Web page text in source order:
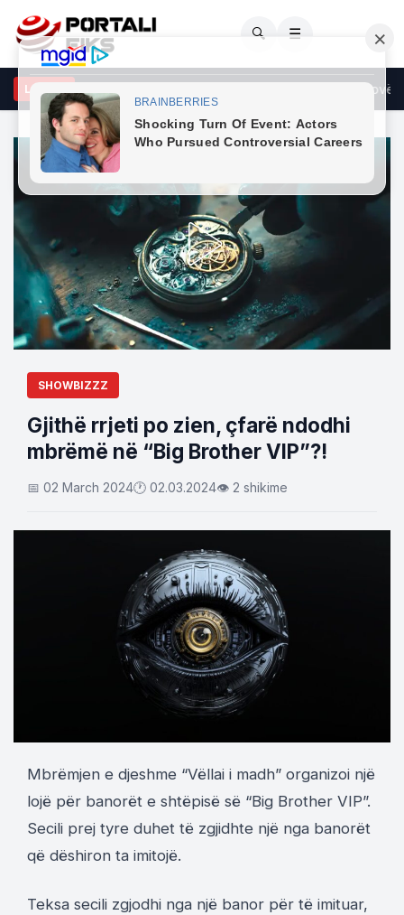
🔍 ☰
LAJME
Zelensky mund të kishte qenë më mirënjohës ndaj Kosovës
SHOWBIZZZ
Gjithë rrjeti po zien, çfarë ndodhi
mbrëmë në “Big Brother VIP”?!
📅 02 March 2024🕐 02.03.2024👁 2 shikime
Mbrëmjen e djeshme “Vëllai i madh” organizoi një
lojë për banorët e shtëpisë së “Big Brother VIP”.
Secili prej tyre duhet të zgjidhte një nga banorët
që dëshiron ta imitojë.
Teksa secili zgjodhi nga një banor për të imituar,